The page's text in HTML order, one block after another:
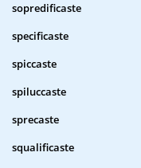
sopredificaste
specificaste
spiccaste
spiluccaste
sprecaste
squalificaste